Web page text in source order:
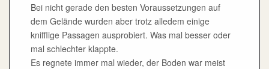
Bei nicht gerade den besten Voraussetzungen auf
dem Gelände wurden aber trotz alledem einige
knifflige Passagen ausprobiert. Was mal besser oder
mal schlechter klappte.
Es regnete immer mal wieder, der Boden war meist